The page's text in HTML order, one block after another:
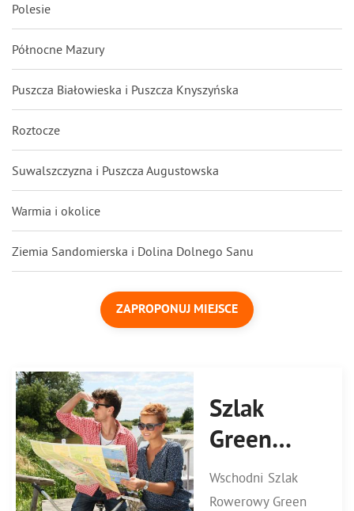
Polesie
Północne Mazury
Puszcza Białowieska i Puszcza Knyszyńska
Roztocze
Suwalszczyzna i Puszcza Augustowska
Warmia i okolice
Ziemia Sandomierska i Dolina Dolnego Sanu
ZAPROPONUJ MIEJSCE
Szlak
Green
Velo
Wschodni Szlak
Rowerowy Green